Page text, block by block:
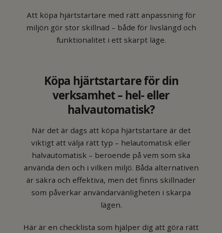
Att köpa hjärtstartare med rätt anpassning för
miljön gör stor skillnad – både för livslängd och
funktionalitet i ett skarpt läge.
Köpa hjärtstartare för din
verksamhet – hel- eller
halvautomatisk?
När det är dags att köpa hjärtstartare är det
viktigt att välja rätt typ – helautomatisk eller
halvautomatisk – beroende på vem som ska
använda den och i vilken miljö. Båda alternativen
är säkra och effektiva, men det finns skillnader
som påverkar användarvänligheten i skarpa
lägen.
Här är en checklista som hjälper dig att göra rätt